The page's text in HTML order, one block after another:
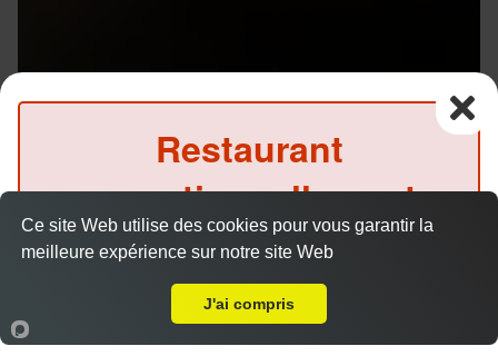
Accueil Panier Compte
Restaurant
exceptionnellement
fermé ce midi
(Précommande possible)
Ce site Web utilise des cookies pour vous garantir la
meilleure expérience sur notre site Web
J'ai compris